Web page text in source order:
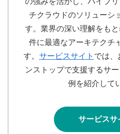
チクラウドのソリューシ
す。業界の深い理解をも
件に最適なアーキテクチ
す。 サービスサイト では、
ンストップで支援するサ
例を紹介して
サービスサ